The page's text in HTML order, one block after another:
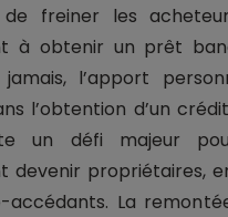
de freiner les
à obtenir un prêt
l’apport
l’obtention d’un
un défi majeur
devenir propriétaires,
accédants. La